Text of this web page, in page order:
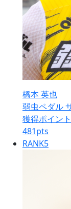
橋本 英也
弱虫ペダル
獲得ポイント
481pts
RANK5